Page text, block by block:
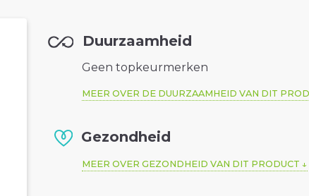
Duurzaamheid
Geen topkeurmerken
MEER OVER DE DUURZAAMHEID VAN DIT
Gezondheid
MEER OVER GEZONDHEID VAN DIT PRODUCT